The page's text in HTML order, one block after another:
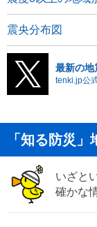
震央分布図
最新の地
tenki.jp公
「知る防災」
いざと
確かな